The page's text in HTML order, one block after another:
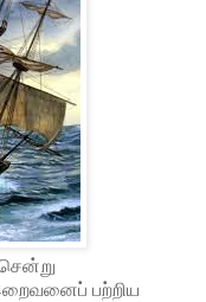
பற்றிய